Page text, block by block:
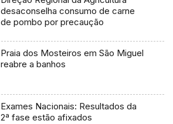
desaconselha consumo de carne
de pombo por precaução
Praia dos Mosteiros em São Miguel
reabre a banhos
Exames Nacionais: Resultados da
2ª fase estão afixados